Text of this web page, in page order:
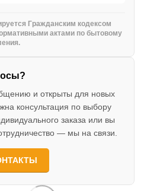
Гражданским кодексом
актами по бытовому
и открыты для новых
консультация по выбору
заказа или вы
— мы на связи.